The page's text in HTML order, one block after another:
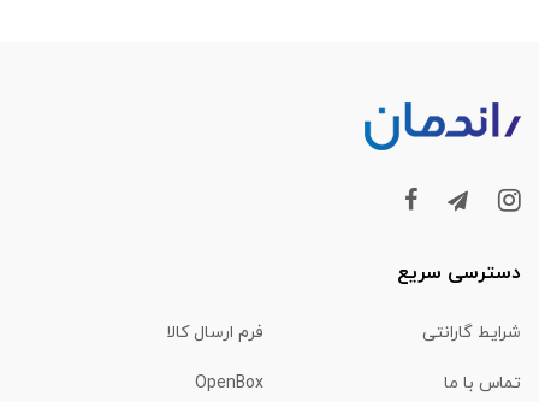
دسترسی سریع
شرایط گارانتی فرم ارسال کالا
تماس با ما OpenBox